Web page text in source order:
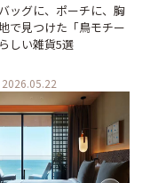
ッグに、ポーチに、胸
で見つけた「鳥モチー
しい雑貨5選
2026.05.22